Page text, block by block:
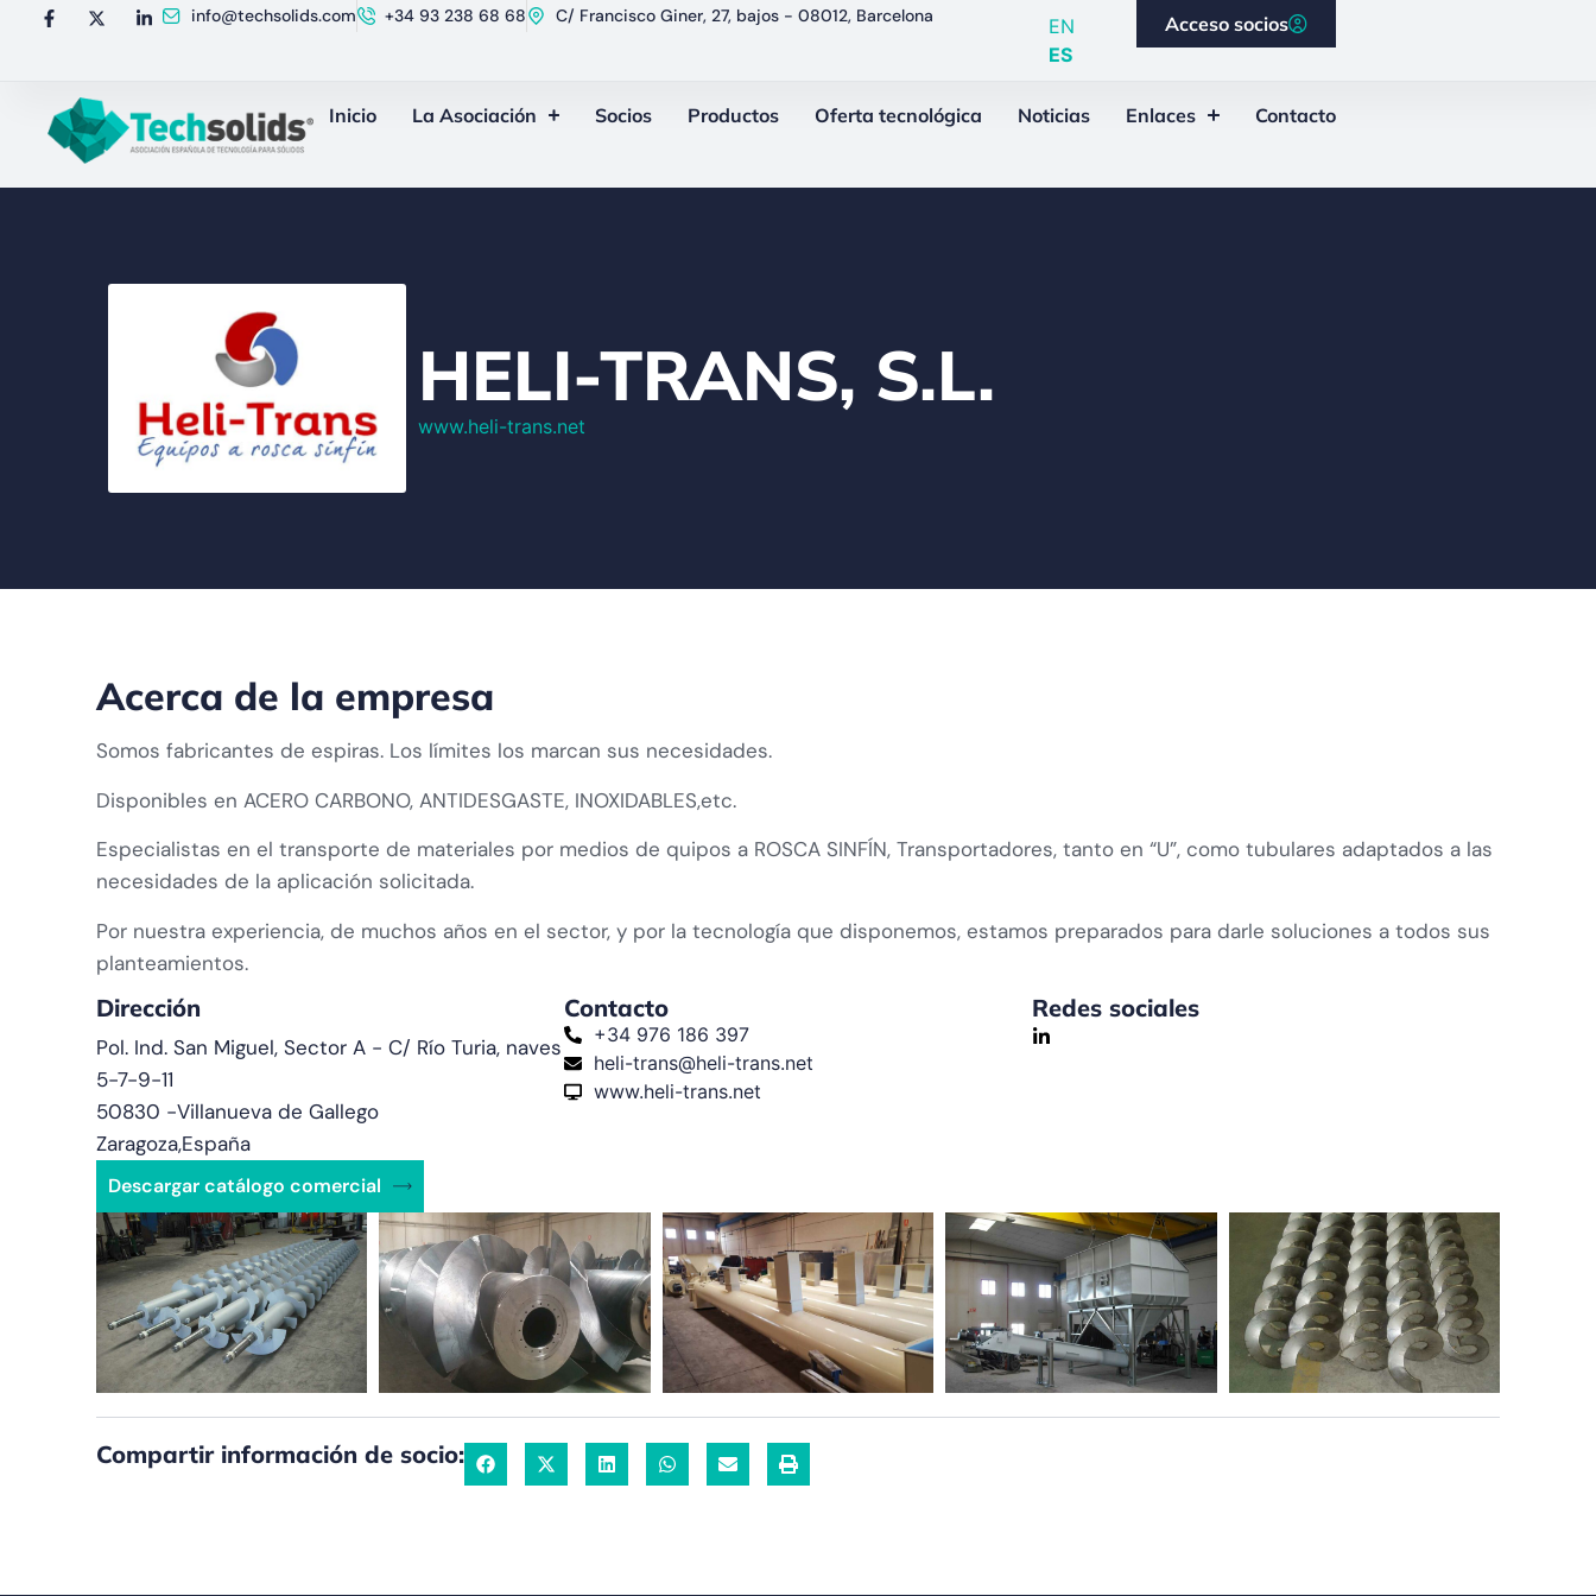
info@techsolids.com +34 93 238 68 68 C/ Francisco Giner, 27, bajos - 08012, Barcelona
EN
ES
Acceso socios
Inicio La Asociación Socios Productos Oferta tecnológica Noticias Enlaces Contacto
HELI-TRANS, S.L.
www.heli-trans.net
Acerca de la empresa
Somos fabricantes de espiras. Los límites los marcan sus necesidades.
Disponibles en ACERO CARBONO, ANTIDESGASTE, INOXIDABLES,etc.
Especialistas en el transporte de materiales por medios de quipos a ROSCA SINFÍN, Transportadores, tanto en “U”, como tubulares adaptados a las
necesidades de la aplicación solicitada.
Por nuestra experiencia, de muchos años en el sector, y por la tecnología que disponemos, estamos preparados para darle soluciones a todos sus
planteamientos.
Dirección
Pol. Ind. San Miguel, Sector A - C/ Río Turia, naves
5-7-9-11
50830 -Villanueva de Gallego
Zaragoza,España
Contacto
+34 976 186 397
heli-trans@heli-trans.net
www.heli-trans.net
Redes sociales
Descargar catálogo comercial
Compartir información de socio: